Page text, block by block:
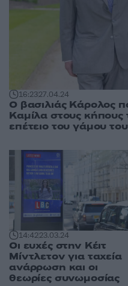
16:2327.04.24
Ο βασιλιάς Κάρολος
Καμίλα στους κήπους
επέτειο του γάμου
14:4223.03.24
Οι ευχές στην Κέιτ
Μίντλετον για ταχεία
ανάρρωση και οι
θεωρίες συνωμοσίας